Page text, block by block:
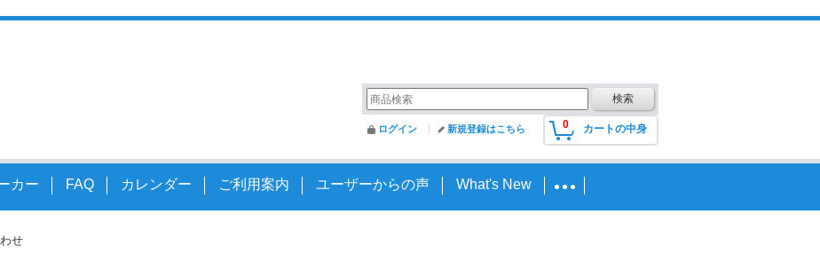
0 カートの中身
ログイン 新規登録はこちら
カー FAQ カレンダー ご利用案内 ユーザーからの声 What's New
せ